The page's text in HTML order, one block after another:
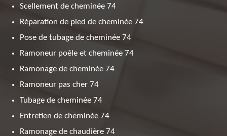
Scellement de cheminée 74
Réparation de pied de cheminée 74
Pose de tubage de cheminée 74
Ramoneur poêle et cheminée 74
Ramonage de cheminée 74
Ramoneur pas cher 74
Tubage de cheminée 74
Entretien de cheminée 74
Ramonage de chaudière 74